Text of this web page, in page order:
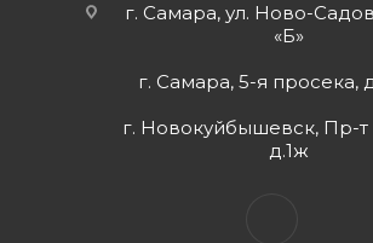
г. Самара, ул. Ново-
«Б»
г. Самара, 5-я просека,
г. Новокуйбышевск, Пр-
д.1ж